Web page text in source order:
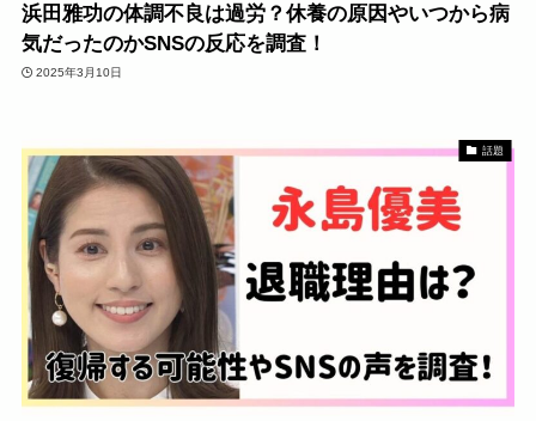
浜田雅功の体調不良は過労？休養の原因やいつから病
気だったのかSNSの反応を調査！
2025年3月10日
話題